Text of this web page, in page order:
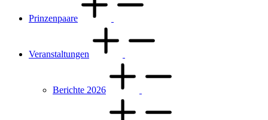
Prinzenpaare
Veranstaltungen
Berichte 2026